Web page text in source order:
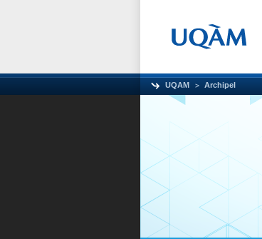
UQAM Archipel